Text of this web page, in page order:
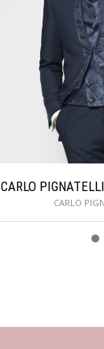
CARLO
CARLO